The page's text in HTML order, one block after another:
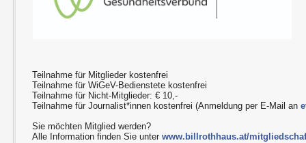
Teilnahme für Mitglieder kostenfrei
Teilnahme für WiGeV-Bedienstete kostenfrei
Teilnahme für Nicht-Mitglieder: € 10,-
Teilnahme für Journalist*innen kostenfrei (Anmeldung per E-Mail an
Sie möchten Mitglied werden?
Alle Information finden Sie unterwww.billrothhaus.at/